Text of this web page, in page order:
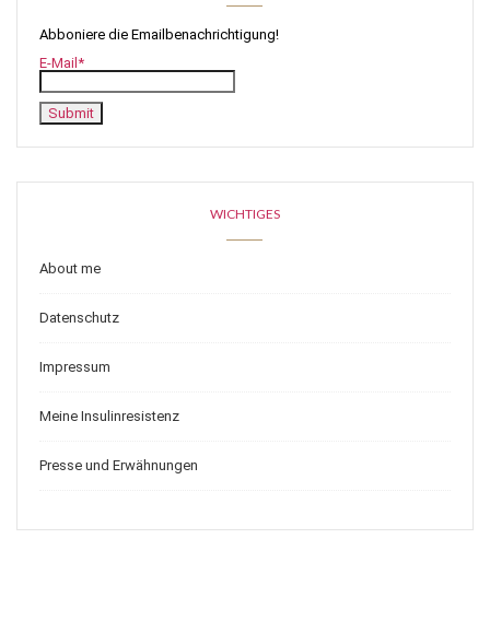
Abboniere die Emailbenachrichtigung!
E-Mail*
WICHTIGES
About me
Datenschutz
Impressum
Meine Insulinresistenz
Presse und Erwähnungen